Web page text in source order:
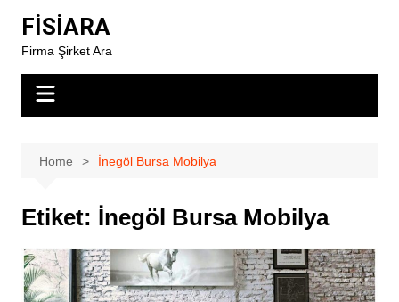
content
FİSİARA
Firma Şirket Ara
Home İnegöl Bursa Mobilya
Etiket: İnegöl Bursa Mobilya